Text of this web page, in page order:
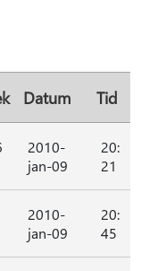
Datum Tid
2010-
jan-09
20:
21
2010-
jan-09
20:
45